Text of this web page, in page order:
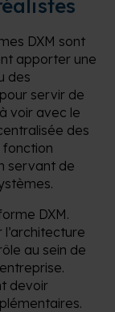
DXM sont
apporter une
des
servir de
voir avec le
des
fonction
servant de
DXM.
au sein de
devoir